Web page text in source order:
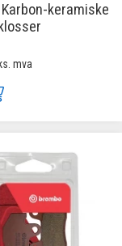
keramiske
mva